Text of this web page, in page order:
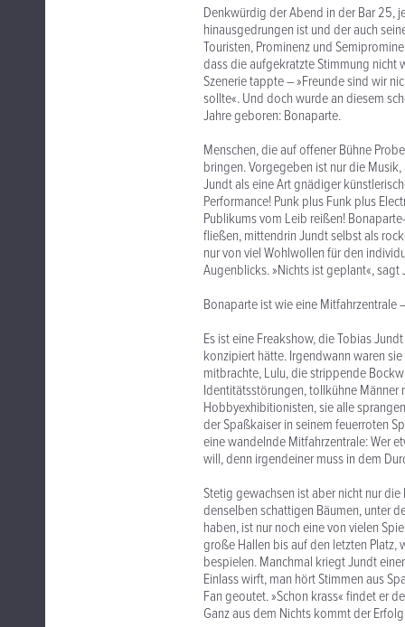
Denkwürdig der Abend in der Bar 25,
hinausgedrungen ist und der auch
Touristen, Prominenz und
dass die aufgekratzte Stimmung nicht
Szenerie tappte – »Freunde sind wir
sollte«. Und doch wurde an diesem
Jahre geboren: Bonaparte.
Menschen, die auf offener Bühne
bringen. Vorgegeben ist nur die
Jundt als eine Art gnädiger
Performance! Punk plus Funk plus
Publikums vom Leib reißen!
fließen, mittendrin Jundt selbst als
nur von viel Wohlwollen für den
Augenblicks. »Nichts ist geplant«, sagt
Bonaparte ist wie eine Mitfahrzentrale
Es ist eine Freakshow, die Tobias
konzipiert hätte. Irgendwann waren
mitbrachte, Lulu, die strippende
Identitätsstörungen, tollkühne
Hobbyexhibitionisten, sie alle
der Spaßkaiser in seinem feuerroten
eine wandelnde Mitfahrzentrale: Wer
will, denn irgendeiner muss in dem
Stetig gewachsen ist aber nicht nur
denselben schattigen Bäumen, unter
haben, ist nur noch eine von vielen
große Hallen bis auf den letzten Platz,
bespielen. Manchmal kriegt Jundt
Einlass wirft, man hört Stimmen aus
Fan geoutet. »Schon krass« findet er
Ganz aus dem Nichts kommt der